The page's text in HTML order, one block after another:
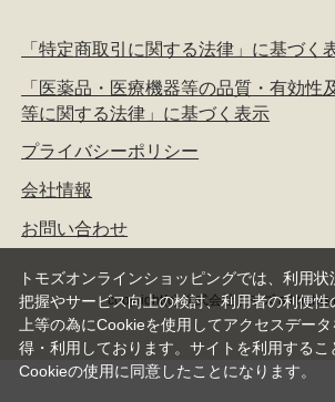
「特定商取引に関する法律」に基づく
「医薬品・医療機器等の品質・有効性
等に関する法律」に基づく表示
プライバシーポリシー
会社情報
お問い合わせ
copyright(c) 株式会社トモズ all rights
トモズオンラインショッピングでは、利用状
把握やサービス向上の検討、利用者の利便性
上等の為にCookieを使用してアクセスデータ
得・利用しております。サイトを利用するこ
Cookieの使用に同意したことになります。